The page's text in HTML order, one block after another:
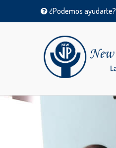
¿Podemos ayudarte?